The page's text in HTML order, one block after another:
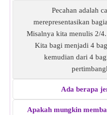
Pecahan adalah
merepresentasikan
Misalnya kita menulis 2/
Kita bagi menjadi 4
kemudian dari 4
Ada berapa
Apakah mungkin